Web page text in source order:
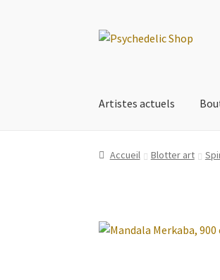
Aller
Aller
Artistes actuels
Accueil Blotter art